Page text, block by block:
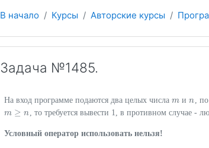
В начало Курсы Авторские курсы
Задача №1485.
На вход программе подаются два целых числа m
m иn
n ,
m ≥ n
m≥n , то требуется вывести 1, в противном случае -
Условный оператор использовать нельзя!